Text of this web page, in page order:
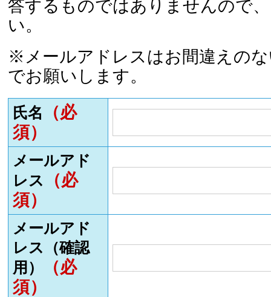
答するものではありませんので
い。
※メールアドレスはお間違えの
でお願いします。
氏名
（必
須）
メールアド
レス
（必
須）
メールアド
レス（確認
用）
（必
須）